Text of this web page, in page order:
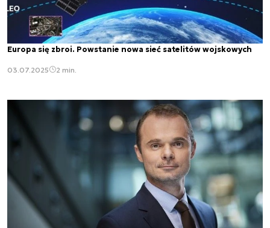
Europa się zbroi. Powstanie nowa sieć satelitów wojskowych
03.07.2025 2 min.